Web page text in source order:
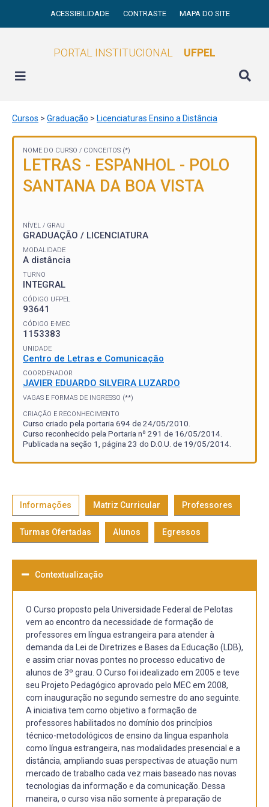
ACESSIBILIDADE CONTRASTE MAPA DO SITE
PORTAL INSTITUCIONAL UFPEL
Cursos > Graduação > Licenciaturas Ensino a Distância
NOME DO CURSO / CONCEITOS (*)
LETRAS - ESPANHOL - POLO
SANTANA DA BOA VISTA
NÍVEL / GRAU
GRADUAÇÃO / LICENCIATURA
MODALIDADE
A distância
TURNO
INTEGRAL
CÓDIGO UFPEL
93641
CÓDIGO E-MEC
1153383
UNIDADE
Centro de Letras e Comunicação
COORDENADOR
JAVIER EDUARDO SILVEIRA LUZARDO
VAGAS E FORMAS DE INGRESSO (**)
CRIAÇÃO E RECONHECIMENTO
Curso criado pela portaria 694 de 24/05/2010.
Curso reconhecido pela Portaria nº 291 de 16/05/2014.
Publicada na seção 1, página 23 do D.O.U. de 19/05/2014.
Informações Matriz Curricular Professores
Turmas Ofertadas Alunos Egressos
Contextualização
O Curso proposto pela Universidade Federal de Pelotas
vem ao encontro da necessidade de formação de
professores em língua estrangeira para atender à
demanda da Lei de Diretrizes e Bases da Educação (LDB),
e assim criar novas pontes no processo educativo de
alunos de 3º grau. O Curso foi idealizado em 2005 e teve
seu Projeto Pedagógico aprovado pelo MEC em 2008,
com inauguração no segundo semestre do ano seguinte.
A iniciativa tem como objetivo a formação de
professores habilitados no domínio dos princípios
técnico-metodológicos de ensino da língua espanhola
como língua estrangeira, nas modalidades presencial e a
distância, ampliando suas perspectivas de atuação num
mercado de trabalho cada vez mais baseado nas novas
tecnologias da informação e da comunicação. Dessa
maneira, o curso visa não somente à preparação de